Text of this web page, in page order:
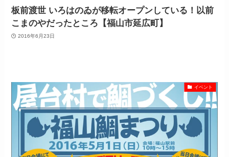
板前渡世 いろはのゐが移転オープンしている！以前
こまのやだったところ【福山市延広町】
2016年6月23日
イベント